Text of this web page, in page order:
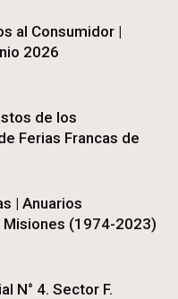
al Consumidor |
2026
de los
Ferias Francas de
| Anuarios
(1974-2023)
N° 4. Sector F.